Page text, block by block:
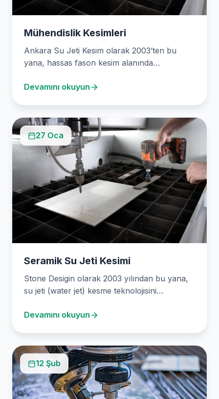
Mühendislik Kesimleri
Ankara Su Jeti Kesim olarak 2003’ten bu
yana, hassas fason kesim alanında
Devamını okuyun
27 Oca
Seramik Su Jeti Kesimi
Stone Desigin olarak 2003 yılından bu yana,
su jeti (water jet) kesme teknolojisini
Devamını okuyun
12 Şub